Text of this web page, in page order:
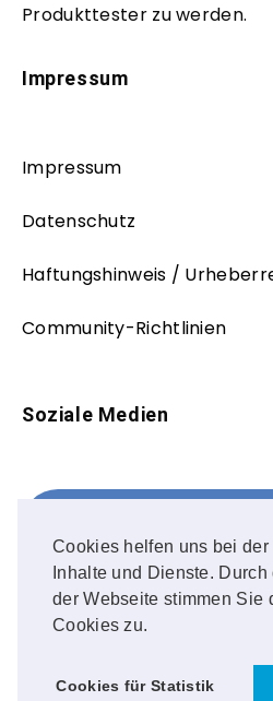
Cookies helfen uns bei
Inhalte und Dienste.
der Webseite stimmen Sie
Cookies zu.
Cookies für Statistik
Produkttester zu werden.
Impressum
Impressum
Datenschutz
Haftungshinweis /
Community-Richtlinien
Soziale Medien
FOLLOW ME!
Instagram
OUR PHOTOS!